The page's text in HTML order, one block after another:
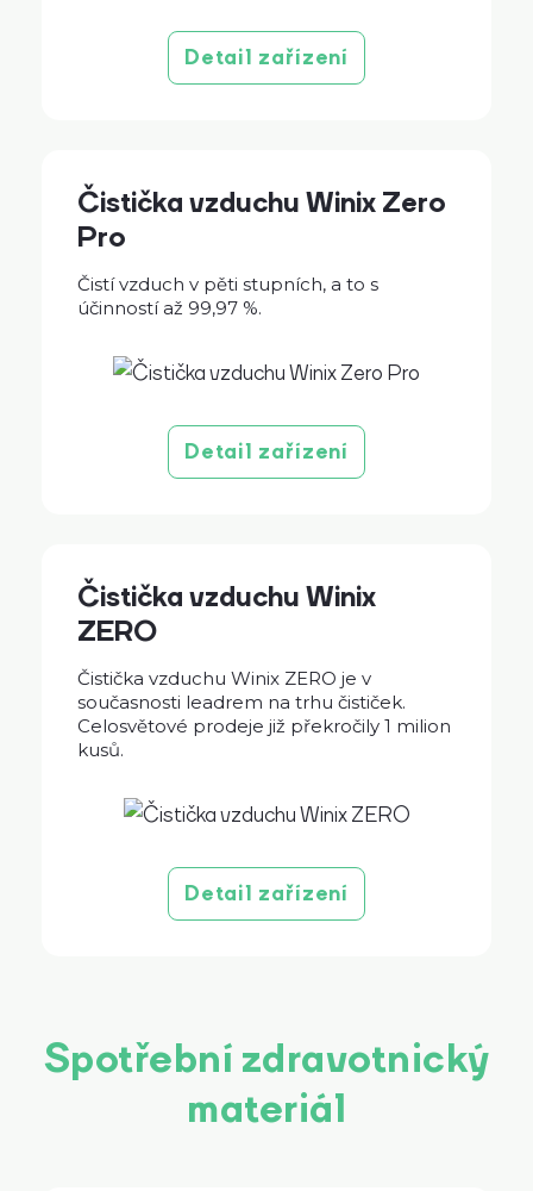
Detail zařízení
Čistička vzduchu Winix Zero
Pro
Čistí vzduch v pěti stupních, a to s
účinností až 99,97 %.
Detail zařízení
Čistička vzduchu Winix
ZERO
Čistička vzduchu Winix ZERO je v
současnosti leadrem na trhu čističek.
Celosvětové prodeje již překročily 1 milion
kusů.
Detail zařízení
Spotřební zdravotnický
materiál